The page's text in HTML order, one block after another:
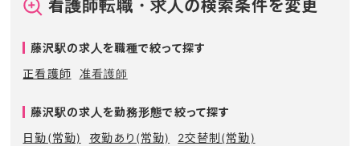
看護師転職・求人の検索条件を変更
藤沢駅の求人を職種で絞って探す
正看護師
准看護師
藤沢駅の求人を勤務形態で絞って探す
日勤(常勤)
夜勤あり(常勤) 2交替制(常勤)